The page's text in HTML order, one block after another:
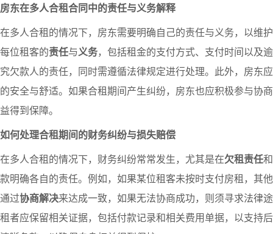
房东在多人合租合同中的责任与义务解释
在多人合租的情况下，房东需要明确自己的责任与义务，以维
每位租客的责任与义务，包括租金的支付方式、支付时间以及
究欠款人的责任，同时需遵循法律规定进行处理。此外，房东
的安全与舒适。如果合租期间产生纠纷，房东也应积极参与协
益得到保障。
如何处理合租期间的财务纠纷与损失赔偿
在多人合租的情况下，财务纠纷常常发生，尤其是在欠租责任
款明确各自的责任。例如，如果某位租客未按时支付房租，其
通过协商解决来达成一致，如果无法协商成功，则须寻求法律
租者应保留相关证据，包括付款记录和相关费用单据，以支持